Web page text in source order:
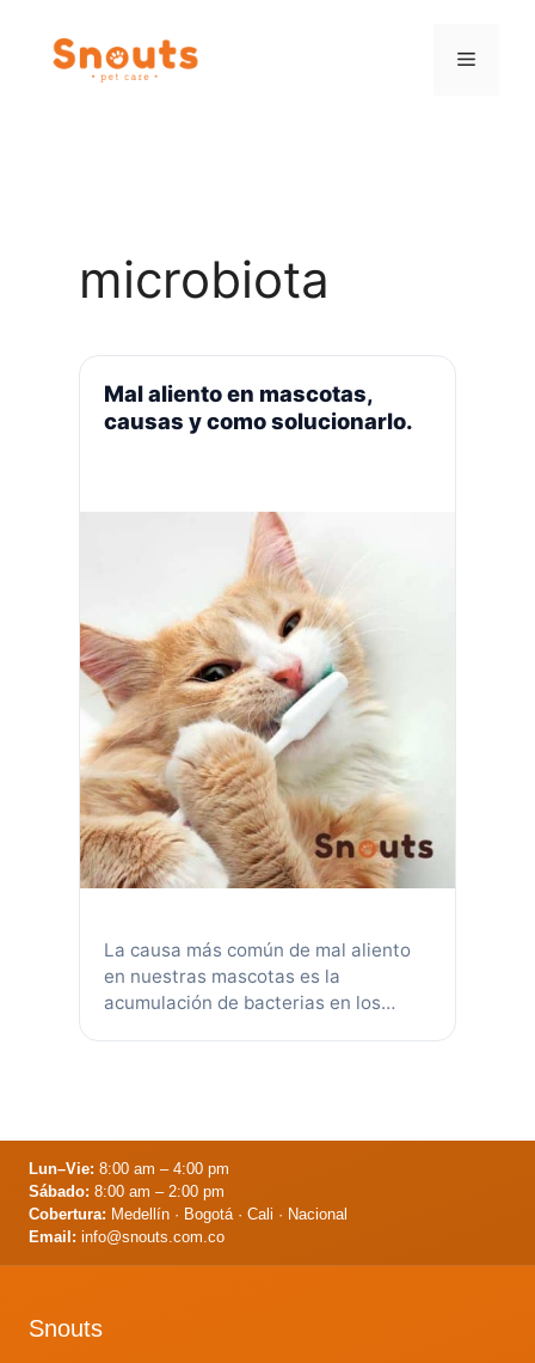
contenido
Menú
microbiota
Mal aliento en mascotas,
causas y como solucionarlo.
La causa más común de mal aliento
en nuestras mascotas es la
acumulación de bacterias en los
aliento. La importancia de la
microbiota en la salud general de su
…Leer más
Lun–Vie: 8:00 am – 4:00 pm
Sábado: 8:00 am – 2:00 pm
Cobertura: Medellín · Bogotá · Cali · Nacional
Email: info@snouts.com.co
Snouts